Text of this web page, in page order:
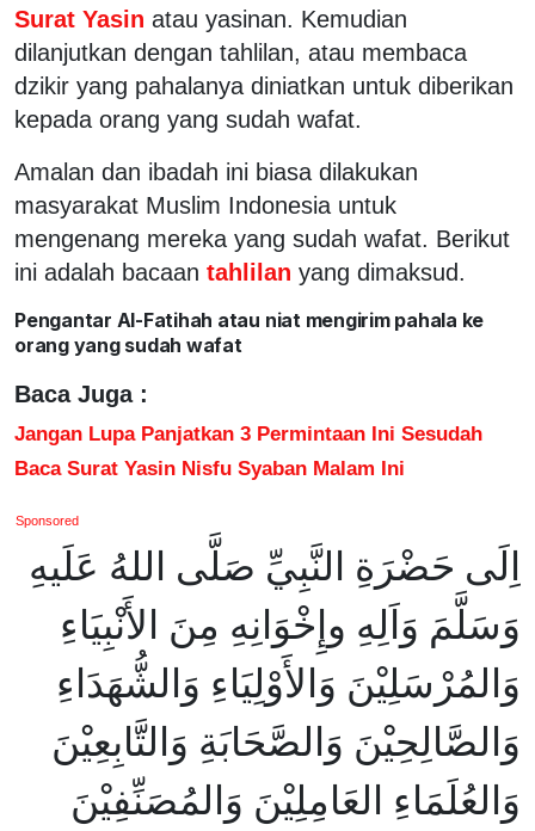
Surat Yasin atau yasinan. Kemudian
dilanjutkan dengan tahlilan, atau membaca
dzikir yang pahalanya diniatkan untuk diberikan
kepada orang yang sudah wafat.
Amalan dan ibadah ini biasa dilakukan
masyarakat Muslim Indonesia untuk
mengenang mereka yang sudah wafat. Berikut
ini adalah bacaan tahlilan yang dimaksud.
Pengantar Al-Fatihah atau niat mengirim pahala ke
orang yang sudah wafat
Baca Juga :
Jangan Lupa Panjatkan 3 Permintaan Ini Sesudah
Baca Surat Yasin Nisfu Syaban Malam Ini
Sponsored
اِلَى حَضْرَةِ النَّبِيِّ صَلَّى اللهُ عَلَيهِ
وَسَلَّمَ وَاَلِهِ وإِخْوَانِهِ مِنَ الأَنْبِيَاءِ
وَالمُرْسَلِيْنَ وَالأَوْلِيَاءِ وَالشُّهَدَاءِ
وَالصَّالِحِيْنَ وَالصَّحَابَةِ وَالتَّابِعِيْنَ
وَالعُلَمَاءِ العَامِلِيْنَ وَالمُصَنِّفِيْنَ